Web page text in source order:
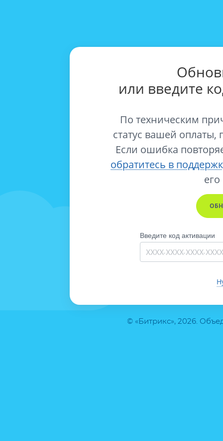
© «Битрикс», 2026.
или введите
По техническим
статус вашей оплаты,
Если ошибка
обратитесь в
его
Введите код активации